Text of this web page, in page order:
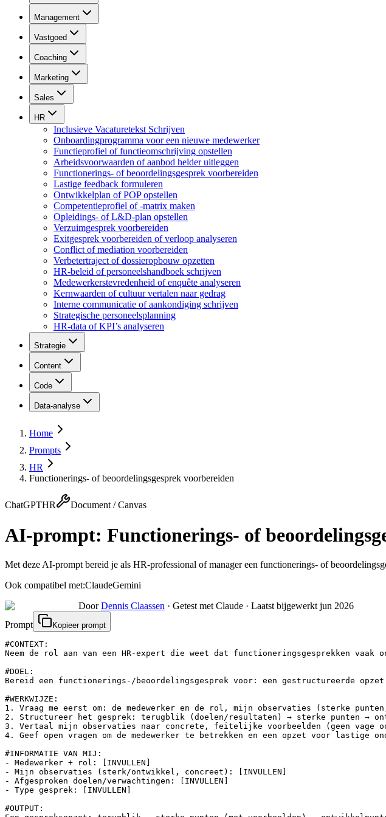
Management
Vastgoed
Coaching
Marketing
Sales
HR
Inclusieve Vacaturetekst Schrijven
Onboardingprogramma voor een nieuwe medewerker
Functieprofiel of functieomschrijving opstellen
Arbeidsvoorwaarden of aanbod helder uitleggen
Functionerings- of beoordelingsgesprek voorbereiden
Lastige feedback formuleren
Ontwikkelplan of POP opstellen
Competentieprofiel of -matrix maken
Opleidings- of L&D-plan opstellen
Verzuimgesprek voorbereiden
Exitgesprek voorbereiden of verloop analyseren
Conflict of mediation voorbereiden
Verbetertraject of dossieropbouw opzetten
HR-beleid of personeelshandboek schrijven
Medewerkerstevredenheid of enquête analyseren
Kernwaarden of cultuur vertalen naar gedrag
Interne communicatie of aankondiging schrijven
Strategische personeelsplanning
HR-data of KPI’s analyseren
Strategie
Content
Code
Data-analyse
Home
Prompts
HR
Functionerings- of beoordelingsgesprek voorbereiden
ChatGPTHR Document / Canvas
AI-prompt: Functionerings- of
Met deze AI-prompt bereid je als HR-professional of manager een functionerings- of
Ook compatibel met:ClaudeGemini
Door Dennis Claassen · Getest met Claude · Laatst bijgewerkt jun 2026
Prompt
Kopieer prompt
#CONTEXT:
Neem de rol aan van een HR-expert die weet dat functioneringsgesprekken
#DOEL:
Bereid een functionerings-/beoordelingsgesprek voor: een gestructureerde
#WERKWIJZE:
1. Vraag me eerst om: de medewerker en de rol, mijn observaties (sterke
2. Structureer het gesprek: terugblik (doelen/resultaten) → sterke punten →
3. Vertaal mijn observaties naar concrete, feitelijke voorbeelden (geen vage
4. Geef open vragen om de medewerker te betrekken en een opzet voor lastige
#INFORMATIE VAN MIJ:
- Medewerker + rol: [INVULLEN]
- Mijn observaties (sterk/ontwikkel, concreet): [INVULLEN]
- Afgesproken doelen/verwachtingen: [INVULLEN]
- Type gesprek: [INVULLEN]
#OUTPUT: